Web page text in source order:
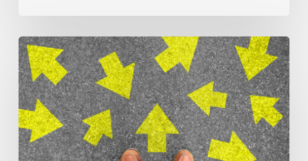
Ça
commence
avec
Villarsbrandis…